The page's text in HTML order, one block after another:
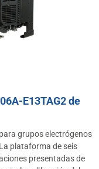
E13TAG2 de
grupos electrógenos
plataforma de seis
presentadas de